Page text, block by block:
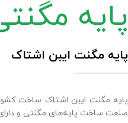
پایه
پایه مگنت ایبن اشتاک
پایه مگنت ایبن اشتاک ساخت
صنعت ساخت پایه‌های مگنتی و دارای قدرت کف